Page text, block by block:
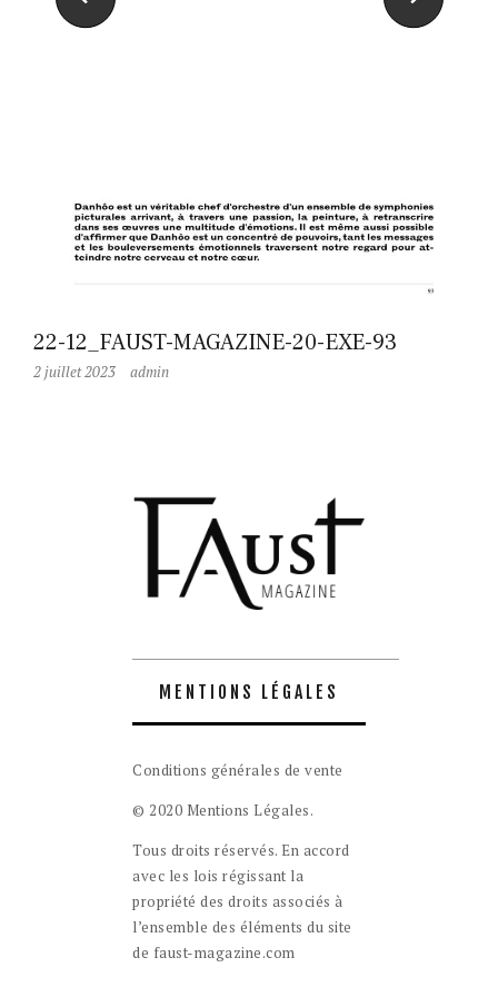
22-12_FAUST-MAGAZINE-20-EXE-93
2 juillet 2023 admin
MENTIONS LÉGALES
Conditions générales de vente
© 2020 Mentions Légales.
Tous droits réservés. En accord
avec les lois régissant la
propriété des droits associés à
l’ensemble des éléments du site
de faust-magazine.com